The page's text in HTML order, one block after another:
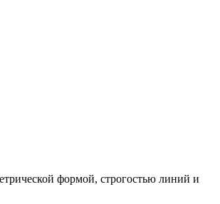
формой, строгостью линий и